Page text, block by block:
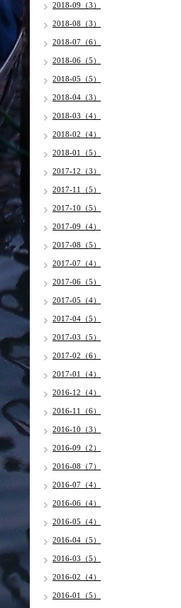
2018-09（3）
2018-08（3）
2018-07（6）
2018-06（5）
2018-05（5）
2018-04（3）
2018-03（4）
2018-02（4）
2018-01（5）
2017-12（3）
2017-11（5）
2017-10（5）
2017-09（4）
2017-08（5）
2017-07（4）
2017-06（5）
2017-05（4）
2017-04（5）
2017-03（5）
2017-02（6）
2017-01（4）
2016-12（4）
2016-11（6）
2016-10（3）
2016-09（2）
2016-08（7）
2016-07（4）
2016-06（4）
2016-05（4）
2016-04（5）
2016-03（5）
2016-02（4）
2016-01（5）